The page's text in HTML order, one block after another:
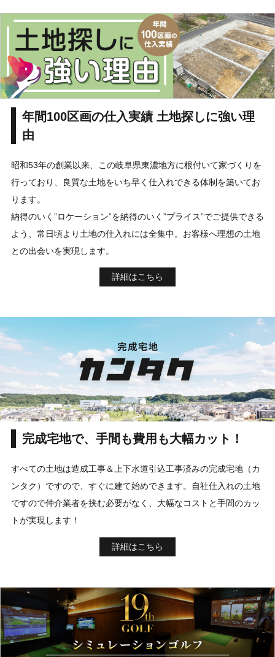
年間100区画の仕入実績 土地探しに強い理
由
昭和53年の創業以来、この岐阜県東濃地方に根付いて家づくりを
行っており、良質な土地をいち早く仕入れできる体制を築いてお
ります。
納得のいく”ロケーション”を納得のいく”プライス”でご提供できる
よう、常日頃より土地の仕入れには全集中。お客様へ理想の土地
との出会いを実現します。
詳細はこちら
完成宅地で、手間も費用も大幅カット！
すべての土地は造成工事＆上下水道引込工事済みの完成宅地（カ
ンタク）ですので、すぐに建て始めできます。自社仕入れの土地
ですので仲介業者を挟む必要がなく、大幅なコストと手間のカッ
トが実現します！
詳細はこちら